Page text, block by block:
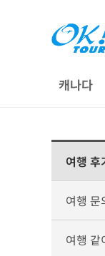
캐나다
여행 후
여행 문
여행 같